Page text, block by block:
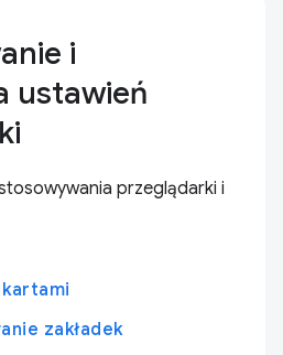
i
ustawień
przeglądarki i
zakładek